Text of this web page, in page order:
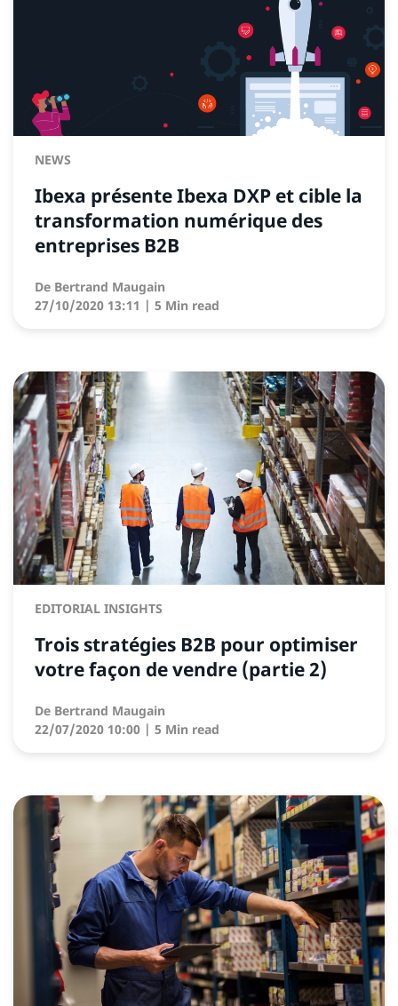
NEWS
Ibexa présente Ibexa DXP et cible la
transformation numérique des
entreprises B2B
De Bertrand Maugain
27/10/2020 13:11 | 5 Min read
EDITORIAL INSIGHTS
Trois stratégies B2B pour optimiser
votre façon de vendre (partie 2)
De Bertrand Maugain
22/07/2020 10:00 | 5 Min read